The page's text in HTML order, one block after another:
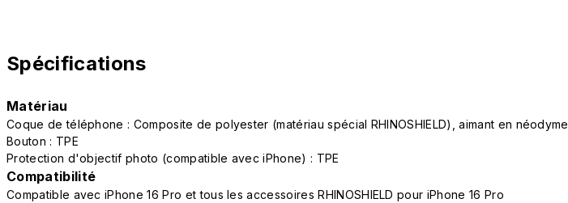
Spécifications
Matériau
Coque de téléphone : Composite de polyester (matériau spécial RHINOSHIELD), aimant en néodyme
Bouton : TPE
Protection d'objectif photo (compatible avec iPhone) : TPE
Compatibilité
Compatible avec iPhone 16 Pro et tous les accessoires RHINOSHIELD pour iPhone 16 Pro